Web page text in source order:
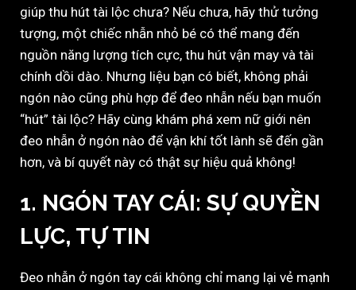
giúp thu hút tài lộc chưa? Nếu chưa, hãy thử tưởng
tượng, một chiếc nhẫn nhỏ bé có thể mang đến
nguồn năng lượng tích cực, thu hút vận may và tài
chính dồi dào. Nhưng liệu bạn có biết, không phải
ngón nào cũng phù hợp để đeo nhẫn nếu bạn muốn
“hút” tài lộc? Hãy cùng khám phá xem nữ giới nên
đeo nhẫn ở ngón nào để vận khí tốt lành sẽ đến gần
hơn, và bí quyết này có thật sự hiệu quả không!
1. NGÓN TAY CÁI: SỰ QUYỀN
LỰC, TỰ TIN
Đeo nhẫn ở ngón tay cái không chỉ mang lại vẻ mạnh